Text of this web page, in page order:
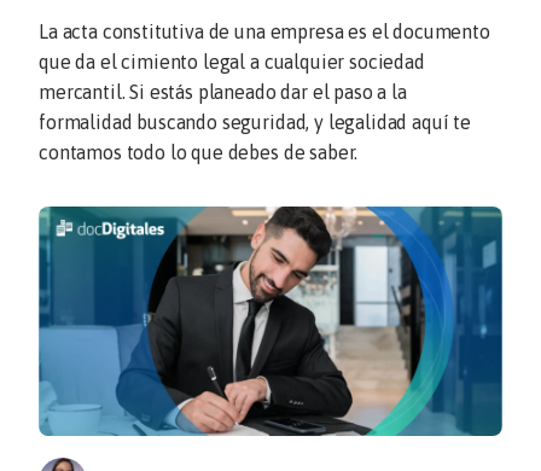
Ventas 686 520 0479
Nómina
Emprendimiento
Noticias
Comunicados
La acta constitutiva de una empresa es el documento
que da el cimiento legal a cualquier sociedad
mercantil. Si estás planeado dar el paso a la
formalidad buscando seguridad, y legalidad aquí te
contamos todo lo que debes de saber.